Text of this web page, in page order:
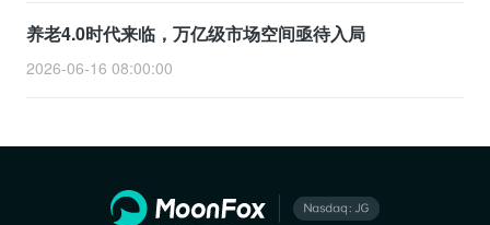
养老4.0时代来临，万亿级市场空间亟待入局
2026-06-16 08:00:00